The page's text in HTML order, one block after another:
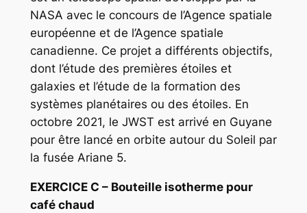
NASA avec le concours de l’Agence spatiale
européenne et de l’Agence spatiale
canadienne. Ce projet a différents objectifs,
dont l’étude des premières étoiles et
galaxies et l’étude de la formation des
systèmes planétaires ou des étoiles. En
octobre 2021, le JWST est arrivé en Guyane
pour être lancé en orbite autour du Soleil par
la fusée Ariane 5.
EXERCICE C – Bouteille isotherme pour
café chaud